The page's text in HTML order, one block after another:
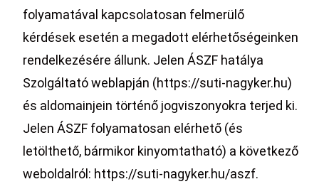
folyamatával kapcsolatosan felmerülő
kérdések esetén a megadott elérhetőségeinken
rendelkezésére állunk. Jelen ÁSZF hatálya
Szolgáltató weblapján (https://suti-nagyker.hu)
és aldomainjein történő jogviszonyokra terjed ki.
Jelen ÁSZF folyamatosan elérhető (és
letölthető, bármikor kinyomtatható) a következő
weboldalról: https://suti-nagyker.hu/aszf.